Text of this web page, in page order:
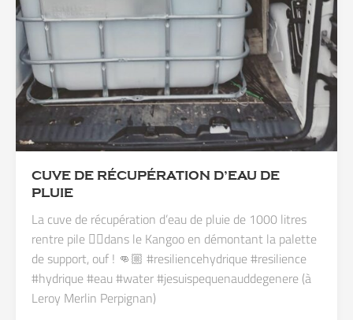
CUVE DE RÉCUPÉRATION D’EAU DE
PLUIE
La cuve de récupération d’eau de pluie de 1000 litres
rentre pile 👌🏼dans le Kangoo en démontant la palette
de support, ouf ! 👊🏼 #resiliencehydrique #resilience
#hydrique #eau #water #jesuispequenauddegenere (à
Leroy Merlin Perpignan)